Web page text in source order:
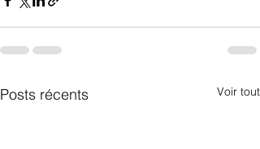
Posts récents Voir tout